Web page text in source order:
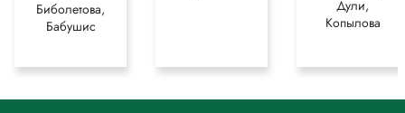
Биболетова,
Бабушис
Дули,
Копылова